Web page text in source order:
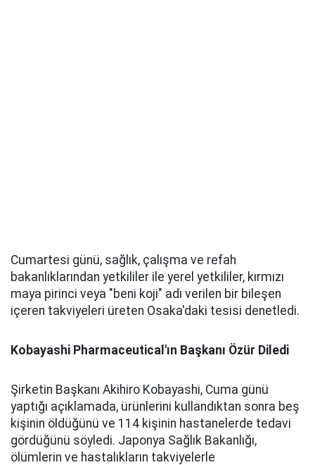
Cumartesi günü, sağlık, çalışma ve refah
bakanlıklarından yetkililer ile yerel yetkililer, kırmızı
maya pirinci veya "beni koji" adı verilen bir bileşen
içeren takviyeleri üreten Osaka'daki tesisi denetledi.
Kobayashi Pharmaceutical'ın Başkanı Özür Diledi
Şirketin Başkanı Akihiro Kobayashi, Cuma günü
yaptığı açıklamada, ürünlerini kullandıktan sonra beş
kişinin öldüğünü ve 114 kişinin hastanelerde tedavi
gördüğünü söyledi. Japonya Sağlık Bakanlığı,
ölümlerin ve hastalıkların takviyelerle